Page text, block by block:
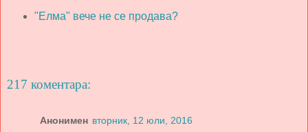
"Елма" вече не се продава?
217 коментара:
Анонимен вторник, 12 юли, 2016